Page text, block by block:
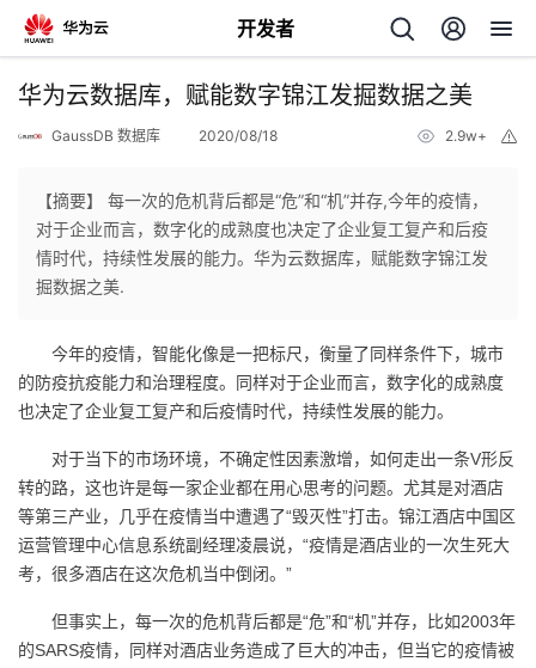
开发者
返
个
主
的
发
者
我
华为云数据库，赋能数字锦江发掘数据之美
GaussDB 数据库 2020/08/18 2.9w+
【摘要】 每一次的危机背后都是“危”和“机”并存,今年的疫情，
对于企业而言，数字化的成熟度也决定了企业复工复产和后疫
情时代，持续性发展的能力。华为云数据库，赋能数字锦江发
掘数据之美.
今年的疫情，智能化像是一把标尺，衡量了同样条件下，城市
的防疫抗疫能力和治理程度。同样对于企业而言，数字化的成熟度
也决定了企业复工复产和后疫情时代，持续性发展的能力。
对于当下的市场环境，不确定性因素激增，如何走出一条V形反
转的路，这也许是每一家企业都在用心思考的问题。尤其是对酒店
等第三产业，几乎在疫情当中遭遇了“毁灭性”打击。锦江酒店中国区
运营管理中心信息系统副经理凌晨说，“疫情是酒店业的一次生死大
考，很多酒店在这次危机当中倒闭。”
但事实上，每一次的危机背后都是“危”和“机”并存，比如2003年
的SARS疫情，同样对酒店业务造成了巨大的冲击，但当它的疫情被